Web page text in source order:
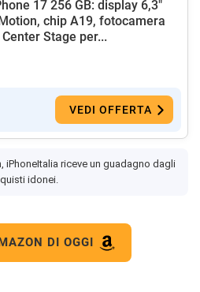
17 256 GB: display 6,3"
chip A19, fotocamera
Stage per...
VEDI OFFERTA
iPhoneItalia riceve un guadagno dagli
idonei.
DI OGGI